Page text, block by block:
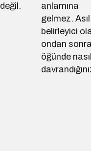
değil.
anlamına
gelmez. Asıl
belirleyici
ondan
öğünde nasıl